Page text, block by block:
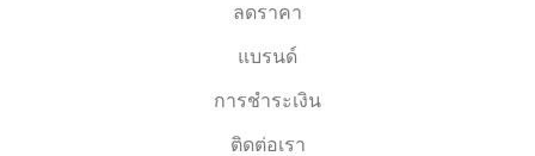
ลดราคา
แบรนด์
การชำระเงิน
ติดต่อเรา